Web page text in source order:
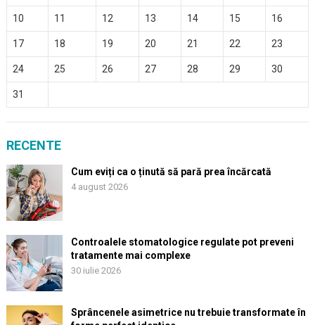
10 11 12 13 14 15 16
17 18 19 20 21 22 23
24 25 26 27 28 29 30
31
RECENTE
Cum eviți ca o ținută să pară prea încărcată
4 august 2026
Controalele stomatologice regulate pot preveni
tratamente mai complexe
30 iulie 2026
Sprâncenele asimetrice nu trebuie transformate în